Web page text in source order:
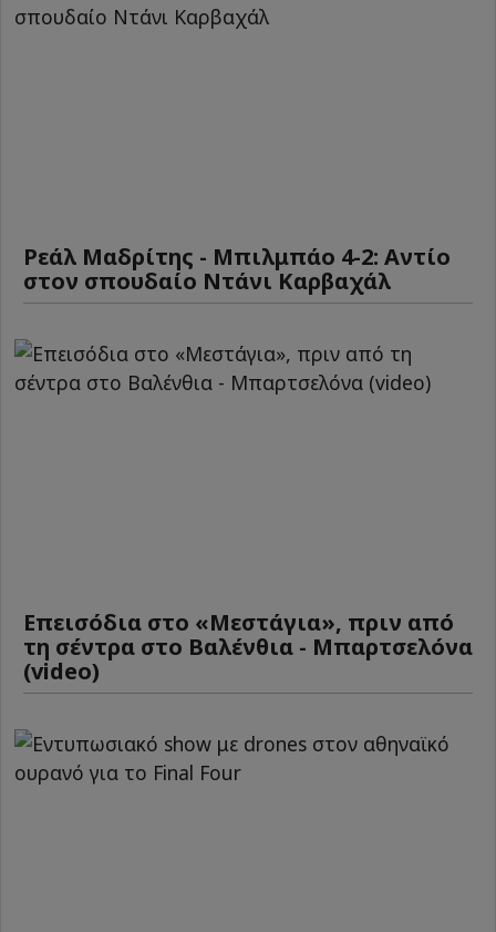
Ρεάλ Μαδρίτης - Μπιλμπάο 4-2: Αντίο
στον σπουδαίο Ντάνι Καρβαχάλ
Επεισόδια στο «Μεστάγια», πριν από
τη σέντρα στο Βαλένθια - Μπαρτσελόνα
(video)